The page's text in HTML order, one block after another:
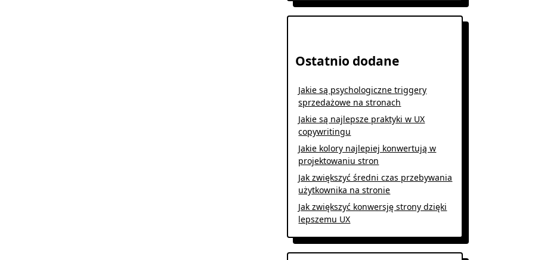
Ostatnio dodane
Jakie są psychologiczne triggery
sprzedażowe na stronach
Jakie są najlepsze praktyki w UX
copywritingu
Jakie kolory najlepiej konwertują w
projektowaniu stron
Jak zwiększyć średni czas przebywania
użytkownika na stronie
Jak zwiększyć konwersję strony dzięki
lepszemu UX